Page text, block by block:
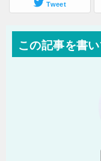
Tweet
この記事を書